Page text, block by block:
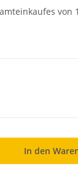
von
In den